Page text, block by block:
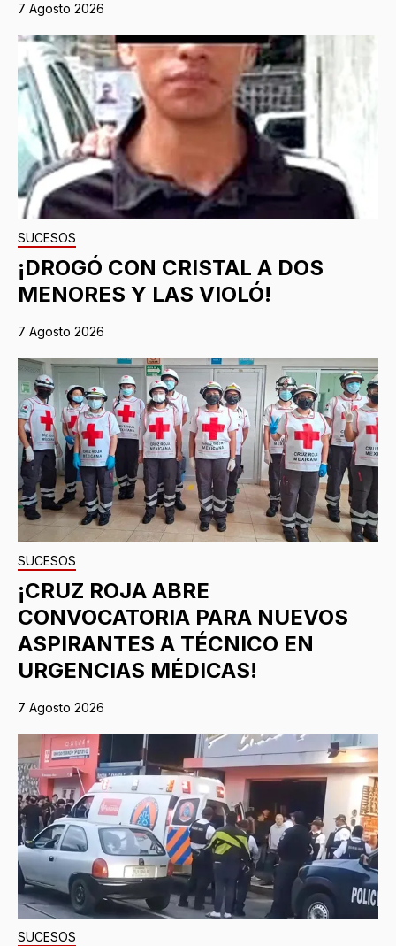
7 Agosto 2026
SUCESOS
¡DROGÓ CON CRISTAL A DOS
MENORES Y LAS VIOLÓ!
7 Agosto 2026
SUCESOS
¡CRUZ ROJA ABRE
CONVOCATORIA PARA NUEVOS
ASPIRANTES A TÉCNICO EN
URGENCIAS MÉDICAS!
7 Agosto 2026
SUCESOS